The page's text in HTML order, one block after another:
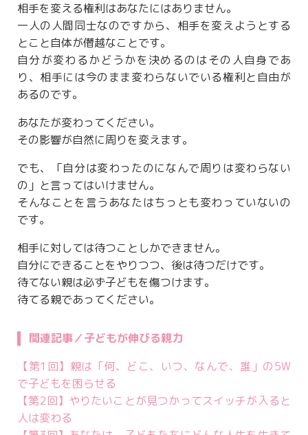
相手を変える権利はあなたにはありません。
一人の人間同士なのですから、相手を変えようとする
とこと自体が僭越なことです。
自分が変わるかどうかを決めるのはその人自身であ
り、相手には今のまま変わらないでいる権利と自由が
あるのです。
あなたが変わってください。
その影響が自然に周りを変えます。
でも、「自分は変わったのになんで周りは変わらない
の」と言ってはいけません。
そんなことを言うあなたはちっとも変わっていないの
です。
相手に対しては待つことしかできません。
自分にできることをやりつつ、後は待つだけです。
待てない親は必ず子どもを傷つけます。
待てる親であってください。
関連記事／子どもが伸びる親力
【第1回】親は「何、どこ、いつ、なんで、誰」の5W
で子どもを困らせる
【第2回】やりたいことが見つかってスイッチが入ると
人は変わる